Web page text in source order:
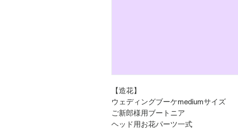
【造花】
ウェディングブーケmediumサイズ
ご新郎様用ブートニア
ヘッド用お花パーツ一式